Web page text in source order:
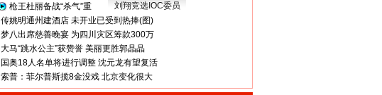
枪王杜丽备战“杀气”重
刘翔竞选IOC委员
传姚明通州建酒店 未开业已受到热捧(图)
梦八出席慈善晚宴 为四川灾区筹款300万
大马“跳水公主”获赞誉 美丽更胜郭晶晶
国奥18人名单将进行调整 沈元龙有望复活
索普：菲尔普斯揽8金没戏 北京变化很大